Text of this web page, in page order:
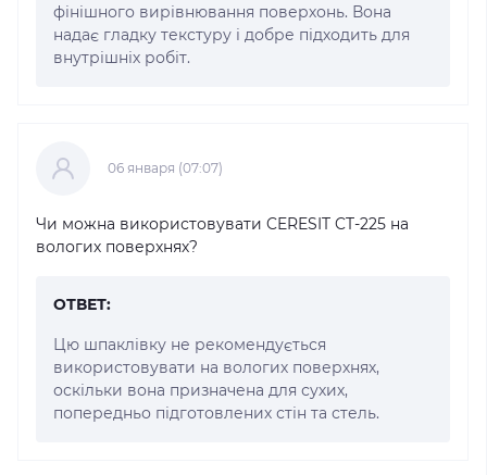
фінішного вирівнювання поверхонь. Вона
надає гладку текстуру і добре підходить для
внутрішніх робіт.
06 января (07:07)
Чи можна використовувати CERESIT CT-225 на
вологих поверхнях?
ОТВЕТ:
Цю шпаклівку не рекомендується
використовувати на вологих поверхнях,
оскільки вона призначена для сухих,
попередньо підготовлених стін та стель.